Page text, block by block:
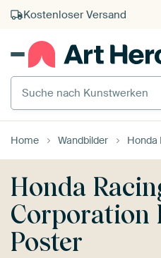
Kostenloser Versand
Kauf auf Rechnung
Individueller Druck auf
Suche nach Kunstwerken
Home Wandbilder Honda
Honda
Corporation
Poster